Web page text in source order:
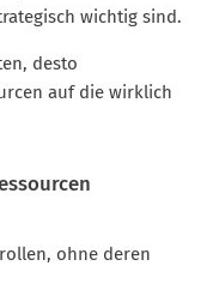
wichtig sind.
desto
auf die wirklich
ohne deren